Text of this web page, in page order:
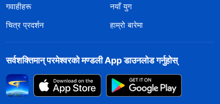
गवाहीहरू
नयाँ युग
चित्र प्रदर्शन
हाम्रो बारेमा
सर्वशक्तिमान्‌ परमेश्‍वरको मण्डली App डाउनलोड गर्नुहोस्